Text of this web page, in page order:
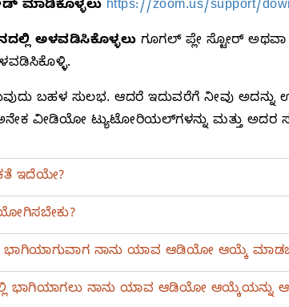
ಮಾಡಿಕೊಳ್ಳಲು https://zoom.us/support/
ಅಳವಡಿಸಿಕೊಳ್ಳಲು ಗೂಗಲ್‌ ಪ್ಲೇ ಸ್ಟೋರ್‌
ಬಹಳ ಸುಲಭ. ಆದರೆ ಇದುವರೆಗೆ ನೀವು
ವೀಡಿಯೋ ಟ್ಯುಟೋರಿಯಲ್‌ಗಳನ್ನು ಮತ್ತು ಅದರ
ಇದೆಯೇ?
ಭಾಗಿಯಾಗುವಾಗ ನಾನು ಯಾವ ಆಡಿಯೋ ಆಯ್ಕೆ
ಭಾಗಿಯಾಗಲು ನಾನು ಯಾವ ಆಡಿಯೋ ಆಯ್ಕೆಯನ್ನು